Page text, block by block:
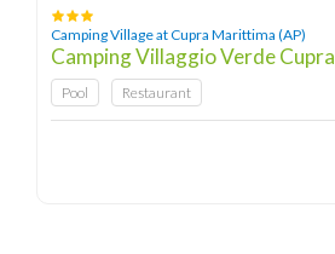
Camping Village at Cupra Marittima (AP)
Camping Villaggio Verde Cupra
Pool Restaurant